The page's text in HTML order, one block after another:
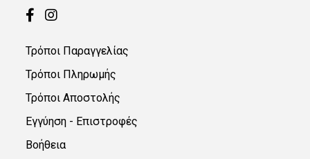
Τρόποι Παραγγελίας
Τρόποι Πληρωμής
Τρόποι Αποστολής
Εγγύηση - Επιστροφές
Βοήθεια